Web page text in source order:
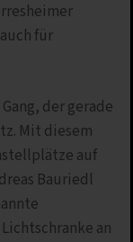
für
der gerade
Mit diesem
auf
Bauriedl
an